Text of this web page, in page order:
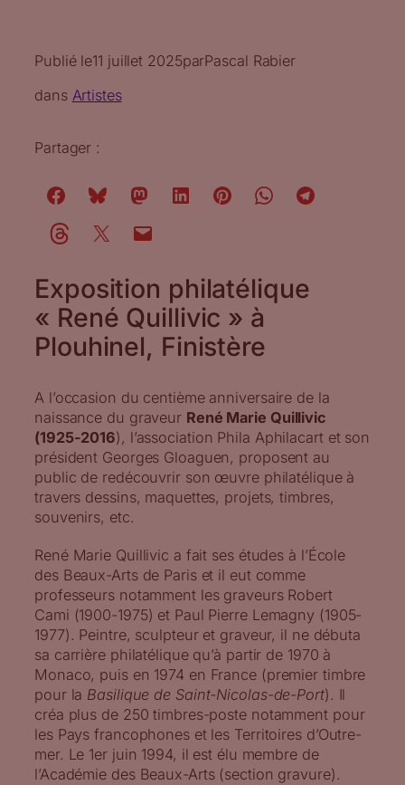
Publié le11 juillet 2025parPascal Rabier
dans Artistes
Partager :
Exposition philatélique
« René Quillivic » à
Plouhinel, Finistère
A l’occasion du centième anniversaire de la
naissance du graveur René Marie Quillivic
(1925-2016), l’association Phila Aphilacart et son
président Georges Gloaguen, proposent au
public de redécouvrir son œuvre philatélique à
travers dessins, maquettes, projets, timbres,
souvenirs, etc.
René Marie Quillivic a fait ses études à l’École
des Beaux-Arts de Paris et il eut comme
professeurs notamment les graveurs Robert
Cami (1900-1975) et Paul Pierre Lemagny (1905-
1977). Peintre, sculpteur et graveur, il ne débuta
sa carrière philatélique qu’à partir de 1970 à
Monaco, puis en 1974 en France (premier timbre
pour la Basilique de Saint-Nicolas-de-Port). Il
créa plus de 250 timbres-poste notamment pour
les Pays francophones et les Territoires d’Outre-
mer. Le 1er juin 1994, il est élu membre de
l’Académie des Beaux-Arts (section gravure).